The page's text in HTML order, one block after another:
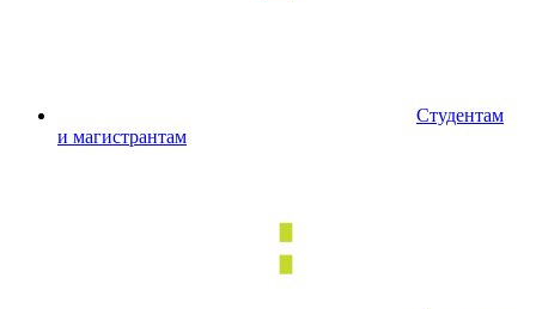
Студентам
и магистрантам